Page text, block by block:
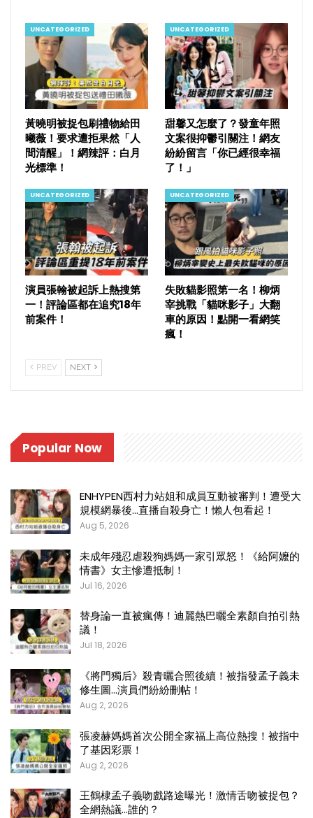
UNCATEGORIZED
黃曉明被捉包刷禮物給田
曦薇！要求遭拒果然「人
間清醒」！網辣評：白月
光標準！
UNCATEGORIZED
甜馨又怎麼了？發童年照
文案很抑鬱引關注！網友
紛紛留言「你已經很幸福
了！」
UNCATEGORIZED
演員張翰被起訴上熱搜第
一！評論區都在追究18年
前案件！
UNCATEGORIZED
失敗貓影照第一名！柳炳
宰挑戰「貓咪影子」大翻
車的原因！點開一看網笑
瘋！
PREV NEXT
Popular Now
ENHYPEN西村力站姐和成員互動被審判！遭受大
規模網暴後…直播自殺身亡！懶人包看起！
Aug 5, 2026
未成年殘忍虐殺狗媽媽一家引眾怒！《給阿嬤的
情書》女主慘遭抵制！
Jul 16, 2026
替身論一直被瘋傳！迪麗熱巴曬全素顏自拍引熱
議！
Jul 18, 2026
《將門獨后》殺青曬合照後續！被指發孟子義未
修生圖…演員們紛紛刪帖！
Aug 2, 2026
張凌赫媽媽首次公開全家福上高位熱搜！被指中
了基因彩票！
Aug 2, 2026
王鶴棣孟子義吻戲路途曝光！激情舌吻被捉包？
全網熱議…誰的？